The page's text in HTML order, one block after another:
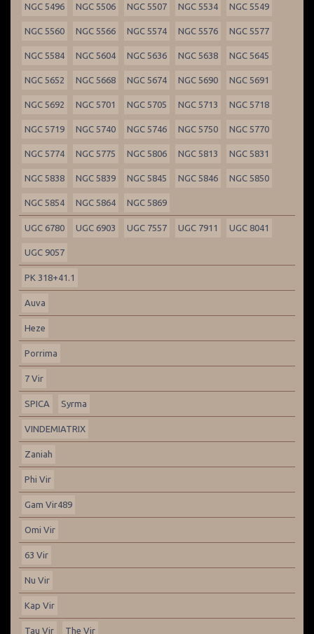
NGC 5496 NGC 5506 NGC 5507 NGC 5534 NGC 5549
NGC 5560 NGC 5566 NGC 5574 NGC 5576 NGC 5577
NGC 5584 NGC 5604 NGC 5636 NGC 5638 NGC 5645
NGC 5652 NGC 5668 NGC 5674 NGC 5690 NGC 5691
NGC 5692 NGC 5701 NGC 5705 NGC 5713 NGC 5718
NGC 5719 NGC 5740 NGC 5746 NGC 5750 NGC 5770
NGC 5774 NGC 5775 NGC 5806 NGC 5813 NGC 5831
NGC 5838 NGC 5839 NGC 5845 NGC 5846 NGC 5850
NGC 5854 NGC 5864 NGC 5869
UGC 6780 UGC 6903 UGC 7557 UGC 7911 UGC 8041
UGC 9057
PK 318+41.1
Auva
Heze
Porrima
7 Vir
SPICA Syrma
VINDEMIATRIX
Zaniah
Phi Vir
Gam Vir489
Omi Vir
63 Vir
Nu Vir
Kap Vir
Tau Vir The Vir